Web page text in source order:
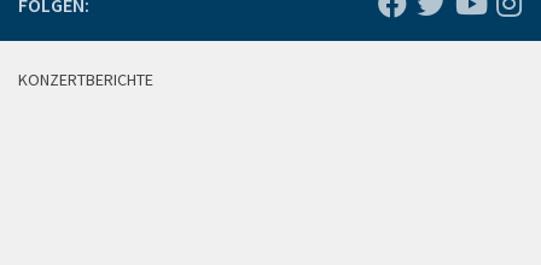
FOLGEN:
KONZERTBERICHTE